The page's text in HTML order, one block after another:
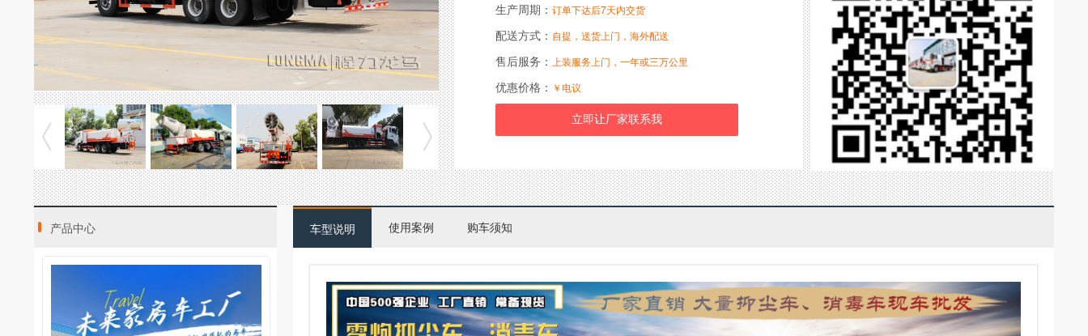
生产周期： 订单下达后7天内交货
配送方式： 自提，送货上门，海外配送
售后服务： 上装服务上门，一年或三万公里
优惠价格： ￥电议
产品中心 车型说明 使用案例 购车须知